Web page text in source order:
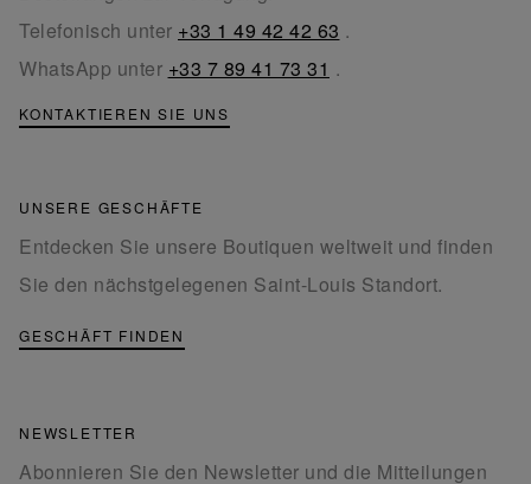
Telefonisch unter +33 1 49 42 42 63 .
WhatsApp unter +33 7 89 41 73 31 .
KONTAKTIEREN SIE UNS
UNSERE GESCHÄFTE
Entdecken Sie unsere Boutiquen weltweit und finden
Sie den nächstgelegenen Saint-Louis Standort.
GESCHÄFT FINDEN
NEWSLETTER
Abonnieren Sie den Newsletter und die Mitteilungen